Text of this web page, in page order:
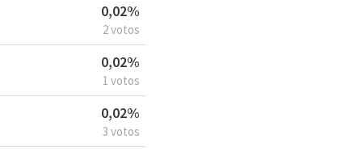
0,02%
2 votos
0,02%
1 votos
0,02%
3 votos